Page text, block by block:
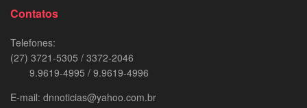
Contatos
Telefones:
(27) 3721-5305 / 3372-2046
9.9619-4995 / 9.9619-4996
E-mail: dnnoticias@yahoo.com.br